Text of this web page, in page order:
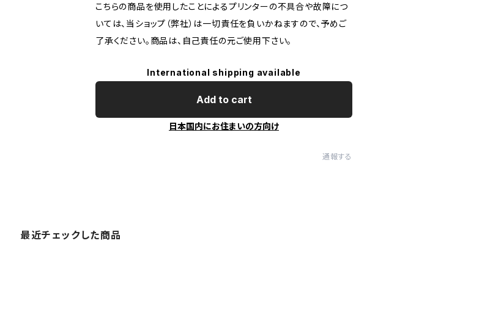
こちらの商品を使用したことによるプリンターの不具合や故障につ
いては、当ショップ（弊社）は一切責任を負いかねますので、予めご
了承ください。商品は、自己責任の元ご使用下さい。
International shipping available
Add to cart
日本国内にお住まいの方向け
通報する
最近チェックした商品